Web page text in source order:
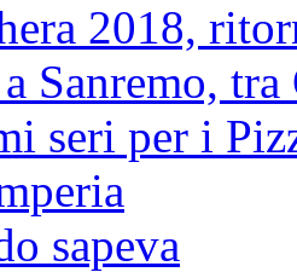
2018,
Sanremo,
seri per i
sapeva